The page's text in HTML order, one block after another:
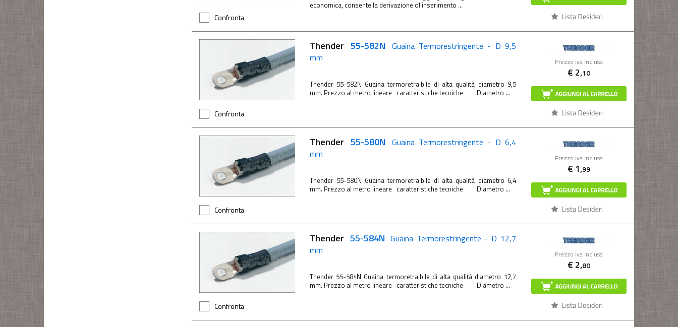
Confronta
economica, consente la derivazione ol’inserimento ...
Confronta
Prezzo iva inclusa
€ 2,10
Thender 55-582N Guaina Termorestringente - D 9,5
mm
Thender 55-582N Guaina termoretraibile di alta qualità diametro 9,5
mm. Prezzo al metro lineare caratteristiche tecniche Diametro ...
Confronta
Prezzo iva inclusa
€ 1,99
Thender 55-580N Guaina Termorestringente - D 6,4
mm
Thender 55-580N Guaina termoretraibile di alta qualità diametro 6,4
mm. Prezzo al metro lineare caratteristiche tecniche Diametro ...
Confronta
Prezzo iva inclusa
€ 2,80
Thender 55-584N Guaina Termorestringente - D 12,7
mm
Thender 55-584N Guaina termoretraibile di alta qualità diametro 12,7
mm. Prezzo al metro lineare caratteristiche tecniche Diametro ...